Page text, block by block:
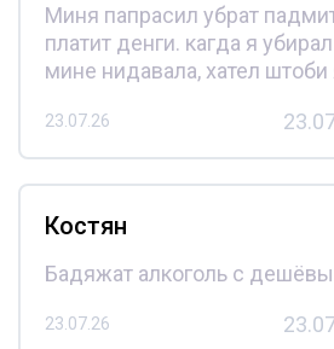
Миня папрасил убрат
платит денги. кагда я
мине нидавала, хател штоби
23.07.26
Костян
Бадяжат алкоголь с
23.07.26